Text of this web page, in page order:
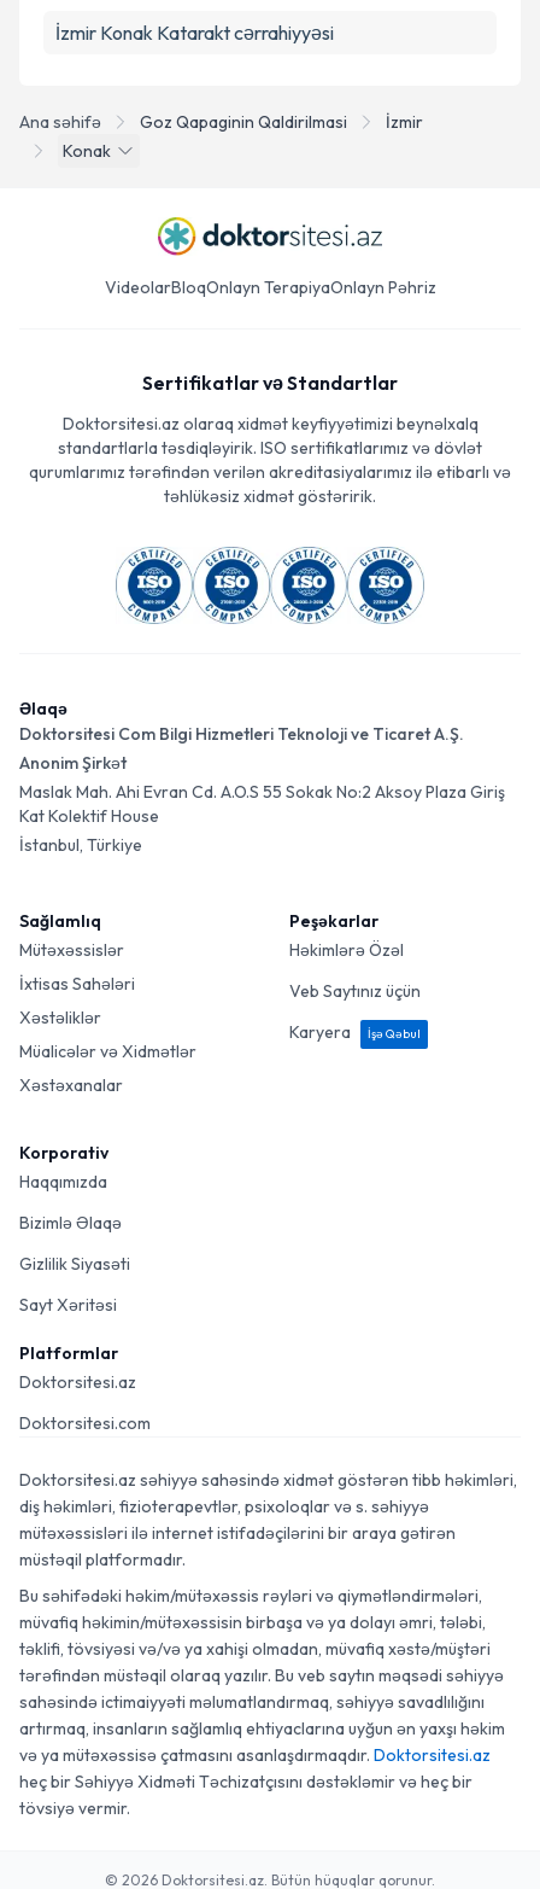
Ana səhifə Goz Qapaginin Qaldirilmasi
İzmir
Konak
İzmir Konak Katarakt cərrahiyyəsi
VideolarBloqOnlayn TerapiyaOnlayn Pəhriz
Sertifikatlar və Standartlar
Doktorsitesi.az olaraq xidmət keyfiyyətimizi beynəlxalq
standartlarla təsdiqləyirik. ISO sertifikatlarımız və dövlət
qurumlarımız tərəfindən verilən akreditasiyalarımız ilə etibarlı və
təhlükəsiz xidmət göstəririk.
Əlaqə
Doktorsitesi Com Bilgi Hizmetleri Teknoloji ve Ticaret A.Ş.
Anonim Şirkət
Maslak Mah. Ahi Evran Cd. A.O.S 55 Sokak No:2 Aksoy Plaza Giriş
Kat Kolektif House
İstanbul, Türkiye
Sağlamlıq
Mütəxəssislər
İxtisas Sahələri
Xəstəliklər
Müalicələr və Xidmətlər
Xəstəxanalar
Peşəkarlar
Həkimlərə Özəl
Veb Saytınız üçün
Karyera
İşə Qəbul
Korporativ
Haqqımızda
Bizimlə Əlaqə
Gizlilik Siyasəti
Sayt Xəritəsi
Platformlar
Doktorsitesi.az
Doktorsitesi.com
Doktorsitesi.az səhiyyə sahəsində xidmət göstərən tibb həkimləri,
diş həkimləri, fizioterapevtlər, psixoloqlar və s. səhiyyə
mütəxəssisləri ilə internet istifadəçilərini bir araya gətirən
müstəqil platformadır.
Bu səhifədəki həkim/mütəxəssis rəyləri və qiymətləndirmələri,
müvafiq həkimin/mütəxəssisin birbaşa və ya dolayı əmri, tələbi,
təklifi, tövsiyəsi və/və ya xahişi olmadan, müvafiq xəstə/müştəri
tərəfindən müstəqil olaraq yazılır. Bu veb saytın məqsədi səhiyyə
sahəsində ictimaiyyəti məlumatlandırmaq, səhiyyə savadlılığını
artırmaq, insanların sağlamlıq ehtiyaclarına uyğun ən yaxşı həkim
və ya mütəxəssisə çatmasını asanlaşdırmaqdır. Doktorsitesi.az
heç bir Səhiyyə Xidməti Təchizatçısını dəstəkləmir və heç bir
tövsiyə vermir.
© 2026 Doktorsitesi.az. Bütün hüquqlar qorunur.